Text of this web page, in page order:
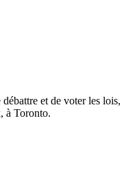
et de voter les lois,
à Toronto.